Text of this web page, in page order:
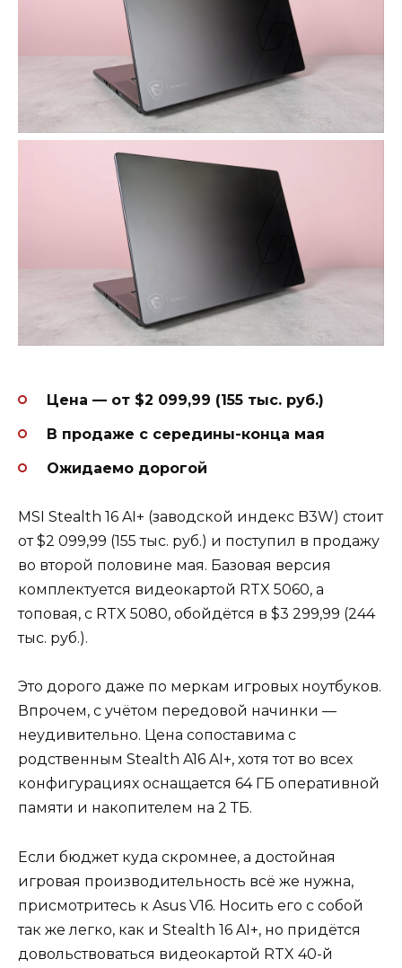
Цена — от $2 099,99 (155 тыс. руб.)
В продаже с середины-конца мая
Ожидаемо дорогой
MSI Stealth 16 AI+ (заводской индекс B3W) стоит
от $2 099,99 (155 тыс. руб.) и поступил в продажу
во второй половине мая. Базовая версия
комплектуется видеокартой RTX 5060, а
топовая, с RTX 5080, обойдётся в $3 299,99 (244
тыс. руб.).
Это дорого даже по меркам игровых ноутбуков.
Впрочем, с учётом передовой начинки —
неудивительно. Цена сопоставима с
родственным Stealth A16 AI+, хотя тот во всех
конфигурациях оснащается 64 ГБ оперативной
памяти и накопителем на 2 ТБ.
Если бюджет куда скромнее, а достойная
игровая производительность всё же нужна,
присмотритесь к Asus V16. Носить его с собой
так же легко, как и Stealth 16 AI+, но придётся
довольствоваться видеокартой RTX 40-й